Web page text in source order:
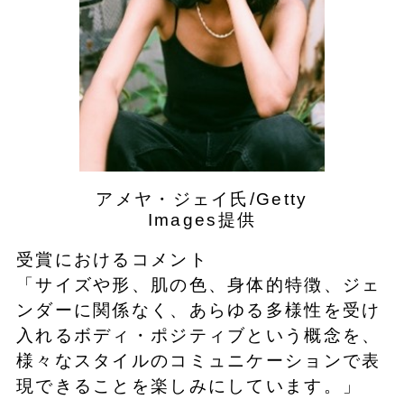
アメヤ・ジェイ氏/Getty
Images提供
受賞におけるコメント
「サイズや形、肌の色、身体的特徴、ジェ
ンダーに関係なく、あらゆる多様性を受け
入れるボディ・ポジティブという概念を、
様々なスタイルのコミュニケーションで表
現できることを楽しみにしています。」